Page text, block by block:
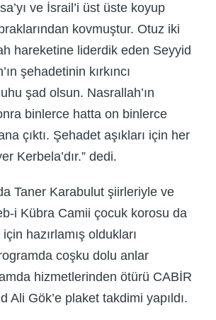
ve İsrail’i üst üste koyup
kovmuştur. Otuz iki
hareketine liderdik eden Seyyid
şehadetinin kırkıncı
şad olsun. Nasrallah’ın
binlerce hatta on binlerce
çıktı. Şehadet aşıkları için her
Kerbela’dır.” dedi.
Taner Karabulut şiirleriyle ve
i Kübra Camii çocuk korosu da
hazırlamış oldukları
coşku dolu anlar
hizmetlerinden ötürü CABİR
Ali Gök’e plaket takdimi yapıldı.